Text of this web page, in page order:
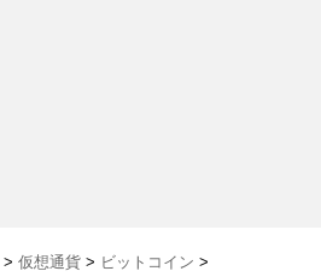
> 仮想通貨 > ビットコイン >